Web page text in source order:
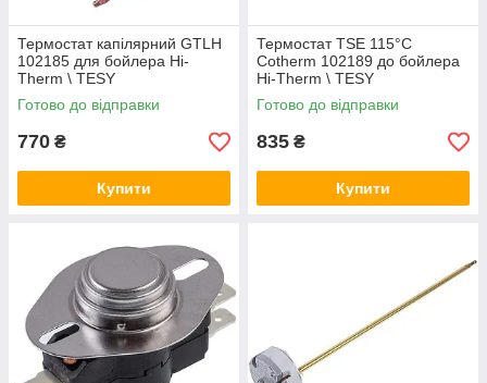
кваліфікована допомога в підборі оптимальної
моделі;
можливість повернення протягом 14 днів;
доставка по всіх містах України.
Як підібрати термостат для водонагрівача
У нас ви можете придбати різні моделі запчастин для
якісного ремонту водогрійного обладнання, в тому числі –
сталевий комплекції.
Термостат капілярний GTLH
102185 для бойлера Hi-
Therm \ TESY
Готово до відправки
770 ₴
Купити
Термостат TSE 115°C
Cotherm 102189 до бойлера
Hi-Therm \ TESY
Готово до відправки
835 ₴
Купити